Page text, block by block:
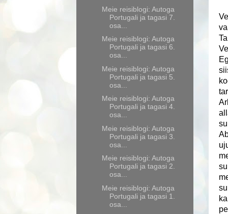
Meie reisiblogi: Autoga
Portugali ja tagasi 7.
osa...
Meie reisiblogi: Autoga
Portugali ja tagasi 6.
osa...
Meie reisiblogi: Autoga
Portugali ja tagasi 5.
osa...
Meie reisiblogi: Autoga
Portugali ja tagasi 4.
osa...
Meie reisiblogi: Autoga
Portugali ja tagasi 3.
osa...
Meie reisiblogi: Autoga
Portugali ja tagasi 2.
osa...
Meie reisiblogi: Autoga
Portugali ja tagasi 1.
osa...